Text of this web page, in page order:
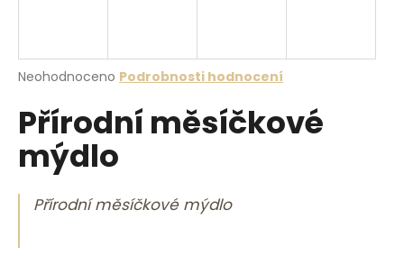
Průměrné hodnocení produktu je 0,0 z 5 hvězdiček.
Neohodnoceno Podrobnosti hodnocení
Přírodní měsíčkové
mýdlo
Přírodní měsíčkové mýdlo
í
?
HLEDAT